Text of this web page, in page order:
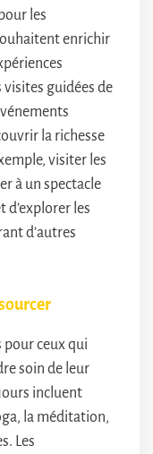
les
enrichir
guidées de
la richesse
visiter les
à un spectacle
d’explorer les
d’autres
pour ceux qui
soin de leur
incluent
la méditation,
Les